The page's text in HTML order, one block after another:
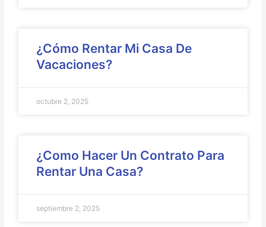
¿Cómo Rentar Mi Casa De
Vacaciones?
octubre 2, 2025
¿Como Hacer Un Contrato Para
Rentar Una Casa?
septiembre 2, 2025